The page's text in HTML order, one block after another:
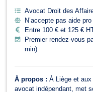
Avocat Droit des
N’accepte pas aide
Entre 100 € et 125 €
Premier rendez-vous
min)
À propos : À Liège et
avocat indépendant, met